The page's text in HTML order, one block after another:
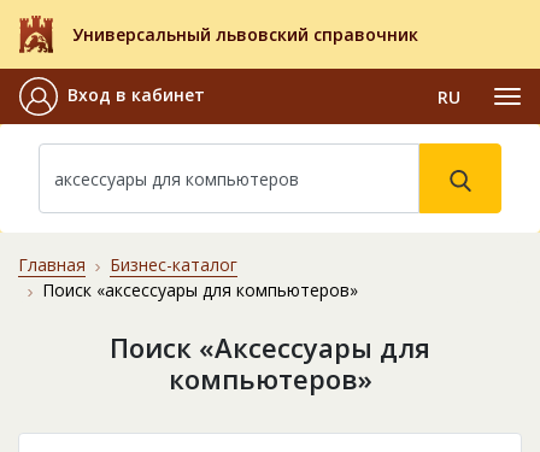
Универсальный львовский справочник
Вход в кабинет RU
Главная
Бизнес-каталог
Поиск «аксессуары для компьютеров»
Поиск «Аксессуары для
компьютеров»